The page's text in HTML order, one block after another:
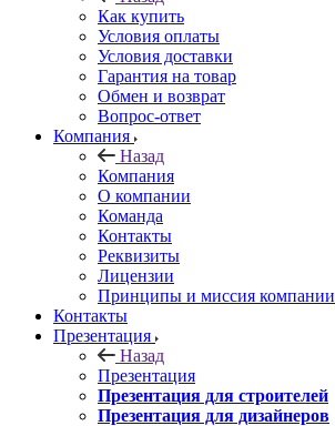
Как купить
Условия оплаты
Условия доставки
Гарантия на товар
Обмен и возврат
Вопрос-ответ
Компания
Назад
Компания
О компании
Команда
Контакты
Реквизиты
Лицензии
Принципы и миссия компании
Контакты
Презентация
Назад
Презентация
Презентация для строителей
Презентация для дизайнеров